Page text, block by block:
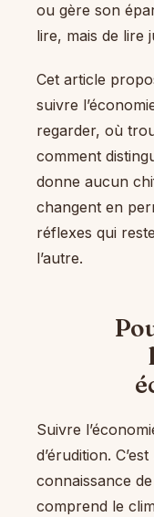
ou gère son
lire, mais de lire
Cet article
suivre
regarder, où
comment
donne aucun
changent en
réflexes qui
l’autre.
Suivre
d’érudition.
connaissance
comprend le